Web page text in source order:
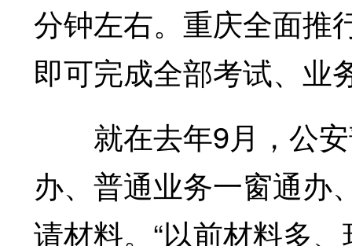
分钟左右。重庆全面推
即可完成全部考试、
就在去年9月，公安
办、普通业务一窗通办
请材料。“以前材料多